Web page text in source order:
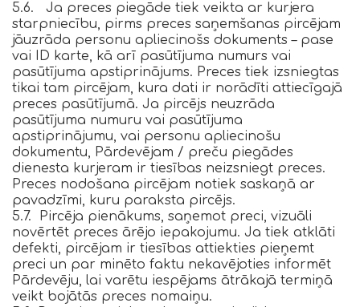
5.6. Ja preces piegāde tiek veikta ar kurjera
starpniecību, pirms preces saņemšanas pircējam
jāuzrāda personu apliecinošs dokuments – pase
vai ID karte, kā arī pasūtījuma numurs vai
pasūtījuma apstiprinājums. Preces tiek izsniegtas
tikai tam pircējam, kura dati ir norādīti attiecīgajā
preces pasūtījumā. Ja pircējs neuzrāda
pasūtījuma numuru vai pasūtījuma
apstiprinājumu, vai personu apliecinošu
dokumentu, Pārdevējam / preču piegādes
dienesta kurjeram ir tiesības neizsniegt preces.
Preces nodošana pircējam notiek saskaņā ar
pavadzīmi, kuru paraksta pircējs.
5.7. Pircēja pienākums, saņemot preci, vizuāli
novērtēt preces ārējo iepakojumu. Ja tiek atklāti
defekti, pircējam ir tiesības attiekties pieņemt
preci un par minēto faktu nekavējoties informēt
Pārdevēju, lai varētu iespējams ātrākajā termiņā
veikt bojātās preces nomaiņu.